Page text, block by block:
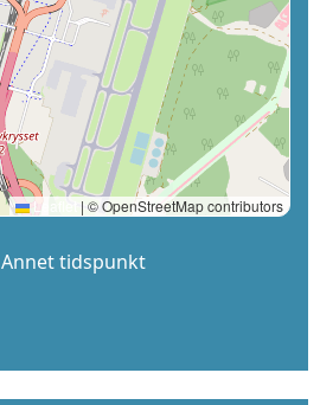
Leaflet | © OpenStreetMap contributors
Annet tidspunkt